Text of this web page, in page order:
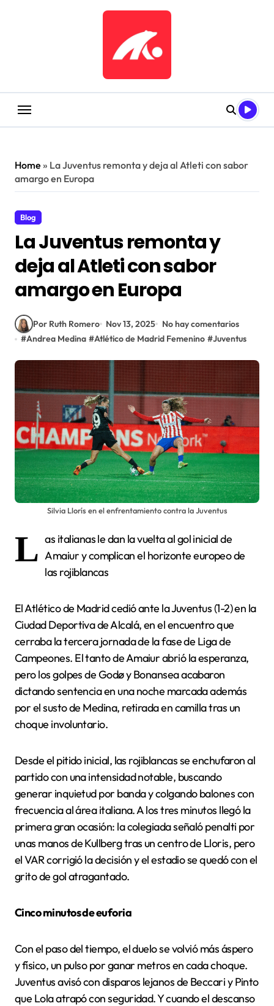
Home » La Juventus remonta y deja al Atleti con sabor
amargo en Europa
Blog
La Juventus remonta y
deja al Atleti con sabor
amargo en Europa
Por Ruth Romero Nov 13, 2025
No hay comentarios
#Andrea Medina #Atlético de Madrid Femenino #Juventus
Silvia Llorís en el enfrentamiento contra la Juventus
L as italianas le dan la vuelta al gol inicial de
Amaiur y complican el horizonte europeo de
las rojiblancas
El Atlético de Madrid cedió ante la Juventus (1-2) en la
Ciudad Deportiva de Alcalá, en el encuentro que
cerraba la tercera jornada de la fase de Liga de
Campeones. El tanto de Amaiur abrió la esperanza,
pero los golpes de Godø y Bonansea acabaron
dictando sentencia en una noche marcada además
por el susto de Medina, retirada en camilla tras un
choque involuntario.
Desde el pitido inicial, las rojiblancas se enchufaron al
partido con una intensidad notable, buscando
generar inquietud por banda y colgando balones con
frecuencia al área italiana. A los tres minutos llegó la
primera gran ocasión: la colegiada señaló penalti por
unas manos de Kullberg tras un centro de Lloris, pero
el VAR corrigió la decisión y el estadio se quedó con el
grito de gol atragantado.
Cinco minutos de euforia
Con el paso del tiempo, el duelo se volvió más áspero
y físico, un pulso por ganar metros en cada choque.
Juventus avisó con disparos lejanos de Beccari y Pinto
que Lola atrapó con seguridad. Y cuando el descanso